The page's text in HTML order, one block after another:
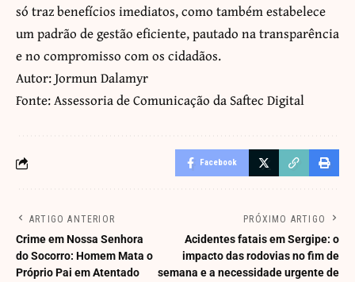
só traz benefícios imediatos, como também estabelece
um padrão de gestão eficiente, pautado na transparência
e no compromisso com os cidadãos.
Autor: Jormun Dalamyr
Fonte: Assessoria de Comunicação da Saftec Digital
Facebook
ARTIGO ANTERIOR
Crime em Nossa Senhora
do Socorro: Homem Mata o
Próprio Pai em Atentado
PRÓXIMO ARTIGO
Acidentes fatais em Sergipe: o
impacto das rodovias no fim de
semana e a necessidade urgente de